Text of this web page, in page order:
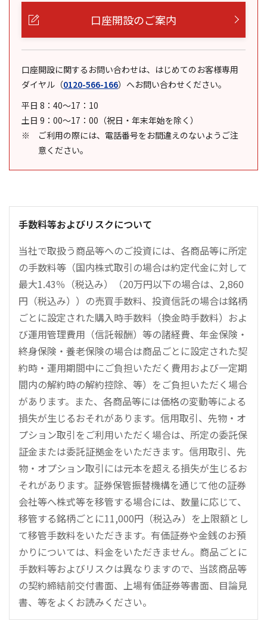
口座開設のご案内
口座開設に関するお問い合わせは、はじめてのお客様専用
ダイヤル （0120-566-166） へお問い合わせください。
平日 8：40～17：10
土日 9：00～17：00（祝日・年末年始を除く）
ご利用の際には、電話番号をお間違えのないようご注
意ください。
手数料等およびリスクについて
当社で取扱う商品等へのご投資には、各商品等に所定
の手数料等（国内株式取引の場合は約定代金に対して
最大1.43％（税込み）（20万円以下の場合は、2,860
円（税込み））の売買手数料、投資信託の場合は銘柄
ごとに設定された購入時手数料（換金時手数料）およ
び運用管理費用（信託報酬）等の諸経費、年金保険・
終身保険・養老保険の場合は商品ごとに設定された契
約時・運用期間中にご負担いただく費用および一定期
間内の解約時の解約控除、等）をご負担いただく場合
があります。また、各商品等には価格の変動等による
損失が生じるおそれがあります。信用取引、先物・オ
プション取引をご利用いただく場合は、所定の委託保
証金または委託証拠金をいただきます。信用取引、先
物・オプション取引には元本を超える損失が生じるお
それがあります。証券保管振替機構を通じて他の証券
会社等へ株式等を移管する場合には、数量に応じて、
移管する銘柄ごとに11,000円（税込み）を上限額とし
て移管手数料をいただきます。有価証券や金銭のお預
かりについては、料金をいただきません。商品ごとに
手数料等およびリスクは異なりますので、当該商品等
の契約締結前交付書面、上場有価証券等書面、目論見
書、等をよくお読みください。